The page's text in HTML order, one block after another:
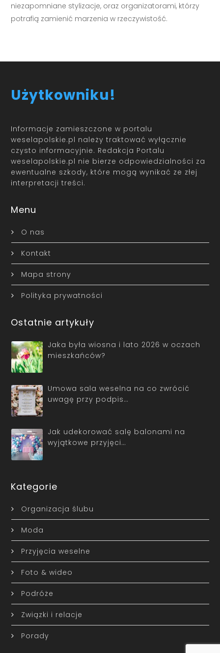
niezapomniane stylizacje, oraz organizatorami, którzy
potrafią zamienić marzenia w rzeczywistość.
Użytkowniku!
Informacje zamieszczone w portalu
weselapolskie.pl należy traktować wyłącznie
czysto informacyjnie. Redakcja Portalu
weselapolskie.pl nie bierze odpowiedzialności za
ewentualne szkody, które mogą wynikać ze złej
interpretacji treści.
Menu
O nas
Kontakt
Mapa strony
Polityka prywatności
Ostatnie artykuły
Jaka była wiosna i lato 2026 w oczach
mieszkańców?
Umowa sala weselna na co zwrócić
uwagę przy podpis…
Jak udekorować salę balonami na
wyjątkowe przyjęci…
Kategorie
Organizacja ślubu
Moda
Przyjęcia weselne
Foto & wideo
Podróże
Związki i relacje
Porady